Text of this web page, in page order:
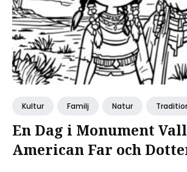
Kultur Familj Natur
En Dag i Monument
American Far och